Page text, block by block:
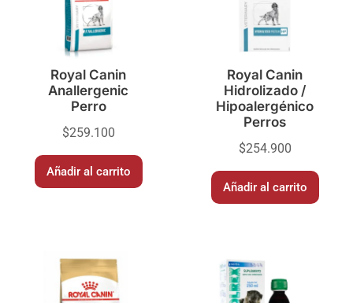
Royal Canin
Anallergenic
Perro
$259.100
Añadir al carrito
Royal Canin
Hidrolizado /
Hipoalergénico
Perros
$254.900
Añadir al carrito